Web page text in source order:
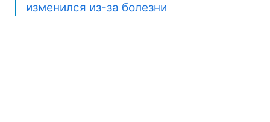
изменился из-за болезни